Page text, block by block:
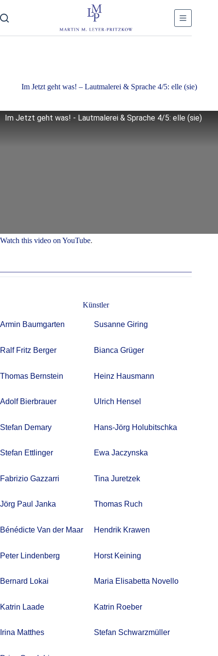
to
content
Im Jetzt geht was! – Lautmalerei & Sprache 4/5: elle (sie)
Im Jetzt geht was! - Lautmalerei & Sprache 4/5: elle (sie)
Watch this video on YouTube.
Künstler
Armin Baumgarten
Ralf Fritz Berger
Thomas Bernstein
Adolf Bierbrauer
Stefan Demary
Stefan Ettlinger
Fabrizio Gazzarri
Susanne Giring
Bianca Grüger
Heinz Hausmann
Ulrich Hensel
Hans-Jörg Holubitschka
Ewa Jaczynska
Tina Juretzek
Jörg Paul Janka
Bénédicte Van der Maar
Peter Lindenberg
Bernard Lokai
Katrin Laade
Irina Matthes
Thomas Ruch
Hendrik Krawen
Horst Keining
Maria Elisabetta Novello
Katrin Roeber
Stefan Schwarzmüller